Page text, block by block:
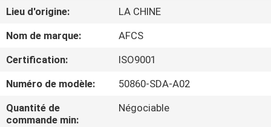
VIDÉOS
PROPOS
DE
NOUS
Lieu d'origine:
LA CHINE
Nom de marque:
AFCS
Certification:
ISO9001
Numéro de modèle:
50860-SDA-A02
Quantité de
commande min:
Négociable